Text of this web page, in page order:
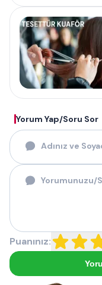
Yorum Yap/Soru Sor
Puanınız: